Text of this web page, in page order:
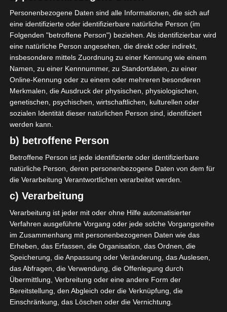
Heute beginnt die Handball-WM in Ägypten aber
Corona sorgt auch hier für Probleme. Beim
Coronatest vor dem Abflug von Portugal nach Kairo
wurden Brasiliens Nationaltrainer Tata Oliveira und
Thiagus Petrus, Rückraumstar vom Champions-
League-Finalisten FC Barcelona, positiv getestet und
mussten sich in Quarantäne begeben. Brasilien spielt
der Gruppe B.
Bei einer vorherigen Testrunde waren bereits
Torhüter Leonardo Tercariol und vier Betreuer positiv
getestet worden. Sie zeigen laut Verband auch leichte
(17 Fälle) und Tschechien (mehr als 10 Fälle) ihre WM-
Teilnahme aufgrund vieler Coronafälle abgesagt,
Nachrücker sind Nordmazedonien für Tschechien
und die Schweiz für die USA.
Für die Nutzung von Google Adsense (Google Ireland Limited,
Personenbezogene Daten sind alle Informationen, die sich auf
eine identifizierte oder identifizierbare natürliche Person (im
Folgenden "betroffene Person") beziehen. Als identifizierbar wird
eine natürliche Person angesehen, die direkt oder indirekt,
insbesondere mittels Zuordnung zu einer Kennung wie einem
Namen, zu einer Kennnummer, zu Standortdaten, zu einer
Online-Kennung oder zu einem oder mehreren besonderen
Merkmalen, die Ausdruck der physischen, physiologischen,
genetischen, psychischen, wirtschaftlichen, kulturellen oder
sozialen Identität dieser natürlichen Person sind, identifiziert
werden kann.
b) betroffene Person
Betroffene Person ist jede identifizierte oder identifizierbare
natürliche Person, deren personenbezogene Daten von dem für
die Verarbeitung Verantwortlichen verarbeitet werden.
c) Verarbeitung
Verarbeitung ist jeder mit oder ohne Hilfe automatisierter
Verfahren ausgeführte Vorgang oder jede solche Vorgangsreihe
im Zusammenhang mit personenbezogenen Daten wie das
Erheben, das Erfassen, die Organisation, das Ordnen, die
Speicherung, die Anpassung oder Veränderung, das Auslesen,
das Abfragen, die Verwendung, die Offenlegung durch
Übermittlung, Verbreitung oder eine andere Form der
Bereitstellung, den Abgleich oder die Verknüpfung, die
Einschränkung, das Löschen oder die Vernichtung.